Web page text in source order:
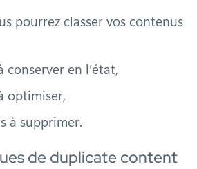
pourrez classer vos contenus
conserver en l’état,
optimiser,
à supprimer.
de duplicate content